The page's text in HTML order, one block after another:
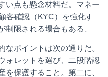
い点も懸念材料だ。マネー
客確認（KYC）を強化す
制限される場合もある。
なポイントは次の通りだ。
ォレットを選び、二段階認
を保護すること。第二に、